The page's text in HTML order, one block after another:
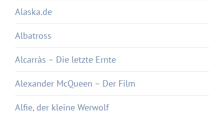
Alaska.de
Albatross
Alcarràs – Die letzte Ernte
Alexander McQueen – Der Film
Alfie, der kleine Werwolf